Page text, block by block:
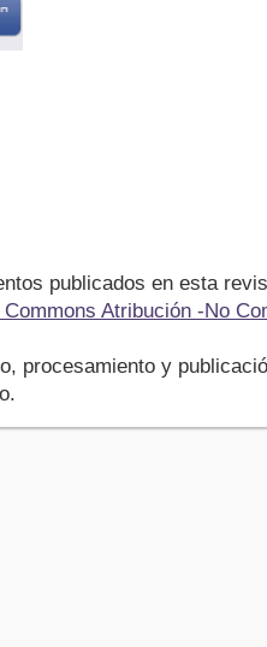
publicados en esta
Atribución -No
procesamiento y